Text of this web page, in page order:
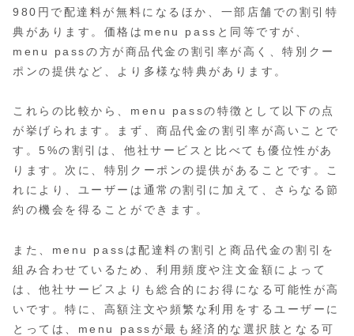
980円で配達料が無料になるほか、一部店舗での割引特
典があります。価格はmenu passと同等ですが、
menu passの方が商品代金の割引率が高く、特別クー
ポンの提供など、より多様な特典があります。
これらの比較から、menu passの特徴として以下の点
が挙げられます。まず、商品代金の割引率が高いことで
す。5%の割引は、他社サービスと比べても優位性があ
ります。次に、特別クーポンの提供があることです。こ
れにより、ユーザーは通常の割引に加えて、さらなる節
約の機会を得ることができます。
また、menu passは配達料の割引と商品代金の割引を
組み合わせているため、利用頻度や注文金額によって
は、他社サービスよりも総合的にお得になる可能性が高
いです。特に、高額注文や頻繁な利用をするユーザーに
とっては、menu passが最も経済的な選択肢となる可